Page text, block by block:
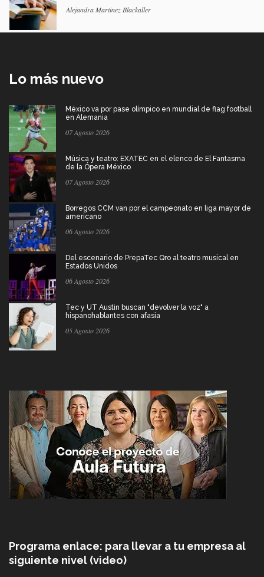
Alejandra Martinez Blackaller
Lo más nuevo
México va por pase olímpico en mundial de flag football
en Alemania
07 Agosto 2026
Música y teatro: EXATEC en el elenco de El Fantasma
de la Ópera México
07 Agosto 2026
Borregos CCM van por el campeonato en liga mayor de
americano
06 Agosto 2026
Del escenario de PrepaTec Qro al teatro musical en
Estados Unidos
06 Agosto 2026
Tec y UT Austin buscan "devolver la voz" a
hispanohablantes con afasia
05 Agosto 2026
Programa enlace: para llevar a tu empresa al
siguiente nivel (video)